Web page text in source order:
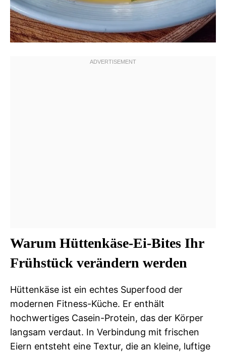
Warum Hüttenkäse-Ei-Bites Ihr
Frühstück verändern werden
Hüttenkäse ist ein echtes Superfood der
modernen Fitness-Küche. Er enthält
hochwertiges Casein-Protein, das der Körper
langsam verdaut. In Verbindung mit frischen
Eiern entsteht eine Textur, die an kleine, luftige